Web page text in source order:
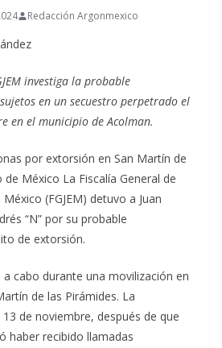
Redacción Argonmexico
investiga la probable
en un secuestro perpetrado el
en el municipio de Acolman.
por extorsión en San Martín de
México La Fiscalía General de
(FGJEM) detuvo a Juan
“N” por su probable
de extorsión.
cabo durante una movilización en
de las Pirámides. La
de noviembre, después de que
haber recibido llamadas